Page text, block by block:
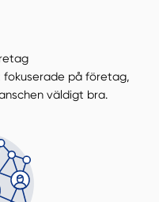
fokuserade på företag,
väldigt bra.